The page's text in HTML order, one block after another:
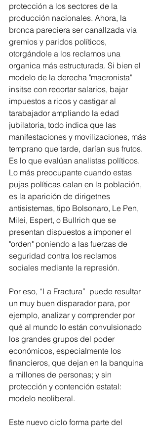
protección a los sectores de la
producción nacionales. Ahora, la
bronca pareciera ser canallzada via
gremios y paridos políticos,
otorgándole a los reclamos una
organica más estructurada. Si bien el
modelo de la derecha "macronista"
insitse con recortar salarios, bajar
impuestos a ricos y castigar al
tarabajador ampliando la edad
jubilatoria, todo indica que las
manifestaciones y movilizaciones, más
temprano que tarde, darían sus frutos.
Es lo que evalúan analistas políticos.
Lo más preocupante cuando estas
pujas políticas calan en la población,
es la aparición de dirigetnes
antisistemas, tipo Bolsonaro, Le Pen,
Milei, Espert, o Bullrich que se
presentan dispuestos a imponer el
"orden" poniendo a las fuerzas de
seguridad contra los reclamos
sociales mediante la represión.
Por eso, “La Fractura”  puede resultar
un muy buen disparador para, por
ejemplo, analizar y comprender por
qué al mundo lo están convulsionado
los grandes grupos del poder
económicos, especialmente los
financieros, que dejan en la banquina
a millones de personas; y sin
protección y contención estatal:
modelo neoliberal.
Este nuevo ciclo forma parte del